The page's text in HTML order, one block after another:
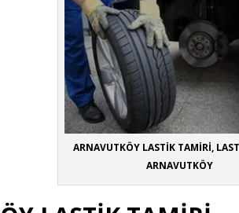
ARNAVUTKÖY LASTİK TAMİRİ,
ARNAVUTKÖY